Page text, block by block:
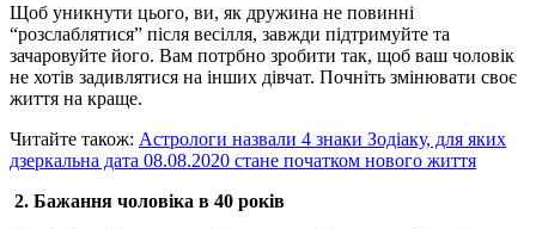
Щоб уникнути цього, ви, як дружина не повинні
“розслаблятися” після весілля, завжди підтримуйте та
зачаровуйте його. Вам потрбно зробити так, щоб ваш чоловік
не хотів задивлятися на інших дівчат. Почніть змінювати своє
життя на краще.
Читайте також: Астрологи назвали 4 знаки Зодіаку, для яких
дзеркальна дата 08.08.2020 стане початком нового життя
2. Бажання чоловіка в 40 років